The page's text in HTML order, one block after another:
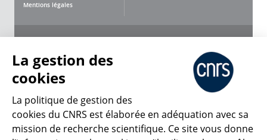
Mentions légales
CNRS Le Mag
La gestion des
cookies
La politique de gestion des
cookies du CNRS est élaborée en adéquation avec sa
mission de recherche scientifique. Ce site vous donne